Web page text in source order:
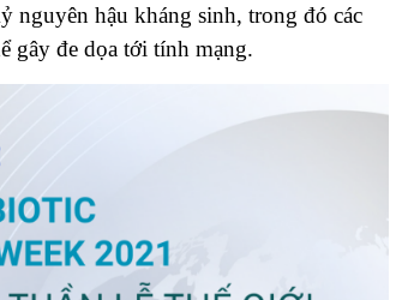
nguyên hậu kháng sinh, trong đó các
gây đe dọa tới tính mạng.